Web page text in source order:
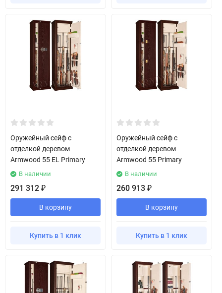
Оружейный сейф с
отделкой деревом
Armwood 55 EL Primary
В наличии
291 312 ₽
В корзину
Купить в 1 клик
Оружейный сейф с
отделкой деревом
Armwood 55 Primary
В наличии
260 913 ₽
В корзину
Купить в 1 клик